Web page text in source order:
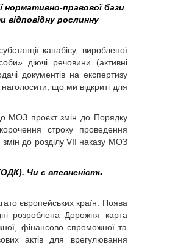
нормативно-правової бази
рослинну
канабісу, виробленої
діючі речовини (активні
документів на експертизу
що ми відкриті для
МОЗ проєкт змін до Порядку
строку проведення
до розділу VII наказу МОЗ
Чи є впевненість
європейських країн. Поява
розроблена Дорожня карта
фінансово спроможної та
актів для врегулювання